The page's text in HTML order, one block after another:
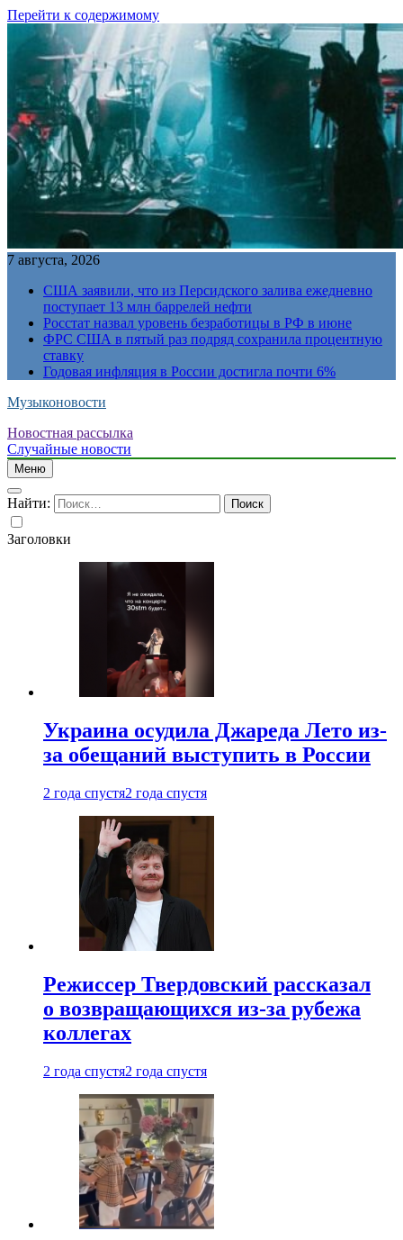
Перейти к содержимому
7 августа, 2026
США заявили, что из Персидского залива ежедневно
поступает 13 млн баррелей нефти
Росстат назвал уровень безработицы в РФ в июне
ФРС США в пятый раз подряд сохранила процентную
ставку
Годовая инфляция в России достигла почти 6%
Музыконовости
Новостная рассылка
Случайные новости
Меню
Найти:
Заголовки
Украина осудила Джареда Лето из-
за обещаний выступить в России
2 года спустя2 года спустя
Режиссер Твердовский рассказал
о возвращающихся из-за рубежа
коллегах
2 года спустя2 года спустя